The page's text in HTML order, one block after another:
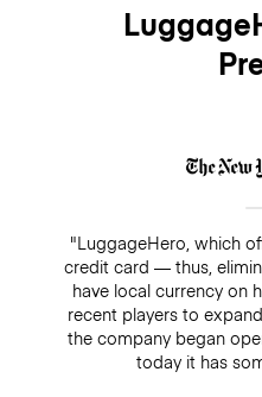
"LuggageHero, which
credit card — thus,
have local currency on
recent players to
the company began
today it has